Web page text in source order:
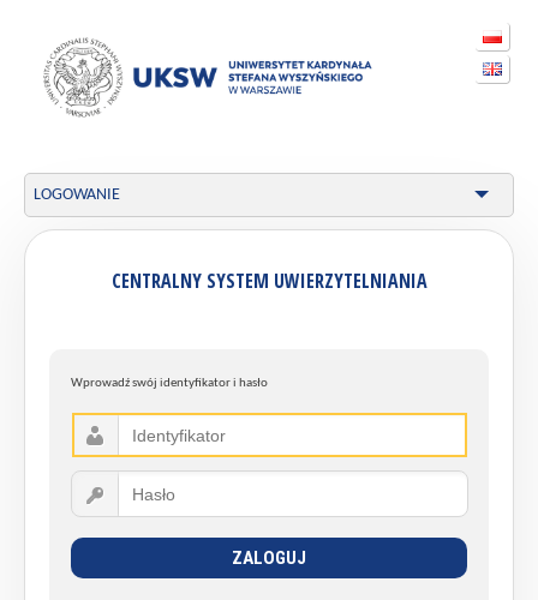
LOGOWANIE
CENTRALNY SYSTEM UWIERZYTELNIANIA
Wprowadź swój identyfikator i hasło
ZALOGUJ